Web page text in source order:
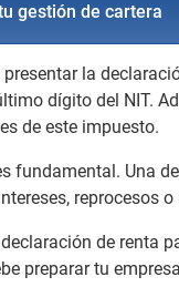
gestión de cartera
la
dígito del NIT.
de este impuesto.
fundamental. Una
reprocesos
de renta
preparar tu